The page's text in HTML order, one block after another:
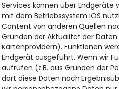
Services können über Endgeräte
mit dem Betriebssystem iOS
Content von anderen Quellen
Gründen der Aktualität der Daten
Kartenprovidern). Funktionen
Endgerät ausgeführt. Wenn wir
aufrufen (z.B. aus Gründen der
dort diese Daten nach